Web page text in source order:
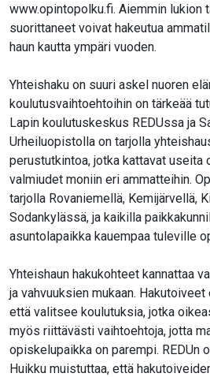
www.opintopolku.fi. Aiemmin lukion
suorittaneet voivat hakeutua
haun kautta ympäri vuoden.
Yhteishaku on suuri askel nuoren
koulutusvaihtoehtoihin on tärkeää
Lapin koulutuskeskus REDUssa ja
Urheiluopistolla on tarjolla
perustutkintoa, jotka kattavat useita
valmiudet moniin eri ammatteihin.
tarjolla Rovaniemellä, Kemijärvellä,
Sodankylässä, ja kaikilla
asuntolapaikka kauempaa tuleville
Yhteishaun hakukohteet kannattaa
ja vahvuuksien mukaan.
että valitsee koulutuksia, jotka
myös riittävästi vaihtoehtoja, jotta
opiskelupaikka on parempi. REDUn
Huikku muistuttaa, että